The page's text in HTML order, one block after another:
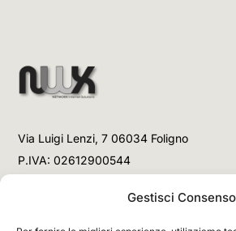
Gestisci Consenso
Via Luigi Lenzi, 7 06034 Foligno
P.IVA: 02612900544